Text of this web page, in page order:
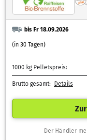
bis Fr 18.09.2026
(in 30 Tagen)
1000 kg Pelletspreis:
Brutto gesamt: Details
Der Händler